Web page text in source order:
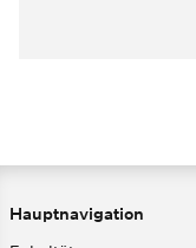
Hauptnavigation